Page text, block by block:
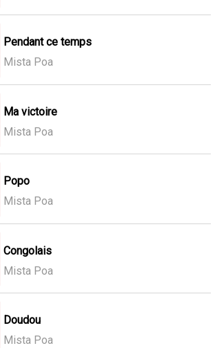
Pendant ce temps
Mista Poa
Ma victoire
Mista Poa
Popo
Mista Poa
Congolais
Mista Poa
Doudou
Mista Poa